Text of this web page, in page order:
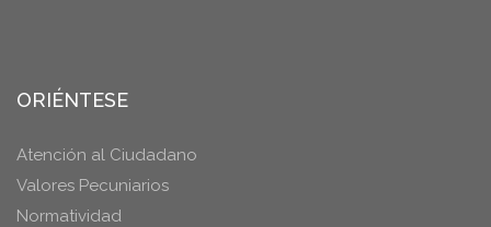
ORIÉNTESE
Atención al Ciudadano
Valores Pecuniarios
Normatividad